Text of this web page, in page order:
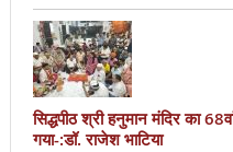
सिद्धपीठ श्री हनुमान मंदिर का
गया-:डॉ. राजेश भाटिया